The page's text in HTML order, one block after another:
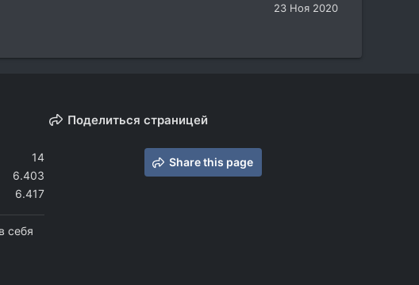
23 Ноя 2020
14
6.403
6.417
себя
Поделиться страницей
Share this page